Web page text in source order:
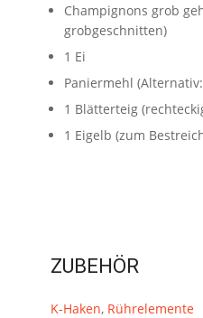
Champignons grob
grobgeschnitten)
1 Ei
Paniermehl
1 Blätterteig
1 Eigelb (zum
ZUBEHÖR
K-Haken, Rührelemente